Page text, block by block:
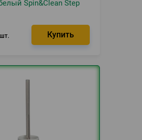
Spin&Clean Step
шт.